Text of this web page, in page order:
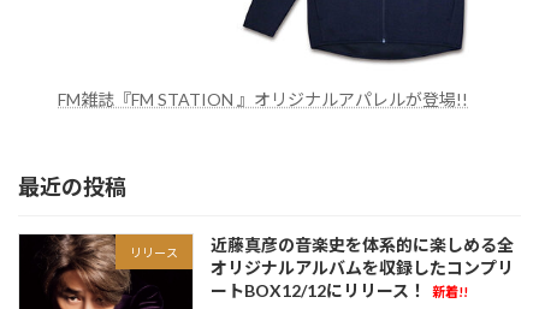
FM雑誌『FM STATION 』オリジナルアパレルが登場!!
最近の投稿
リリース
近藤真彦の音楽史を体系的に楽しめる全
オリジナルアルバムを収録したコンプリ
ートBOX12/12にリリース！
新着!!